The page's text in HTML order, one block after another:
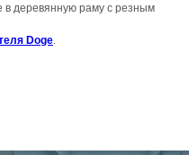
в деревянную раму с резным
Doge.